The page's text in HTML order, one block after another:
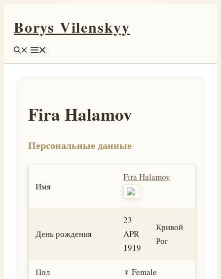
содержимому
Borys Vilenskyy
Fira Halamov
Персональные данные
Имя
Fira Halamov
День рождения
23
APR
1919
Кривой
Рог
Пол ♀️ Female